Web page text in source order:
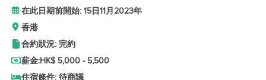
在此日期前開始: 15日11月2023年
香港
合約狀況: 完約
薪金:HK$ 5,000 - 5,500
住宿條件: 待商議